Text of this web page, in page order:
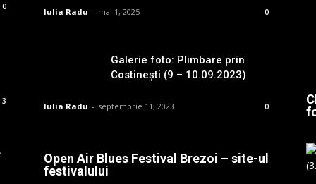
0
3
Iulia Radu - mai 1, 2025 0
Galerie foto: Plimbare prin
Costinești (9 – 10.09.2023)
Iulia Radu - septembrie 11, 2023 0
Open Air Blues Festival Brezoi – site-ul
festivalului